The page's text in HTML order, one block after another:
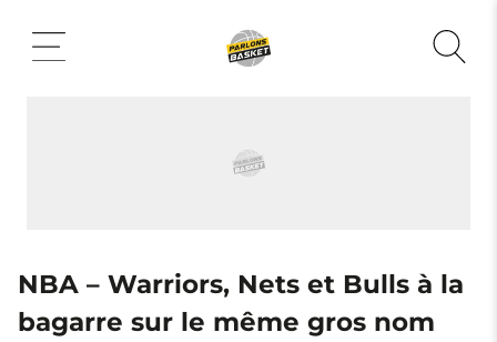
contenu
NBA – Warriors, Nets et Bulls à la
bagarre sur le même gros nom